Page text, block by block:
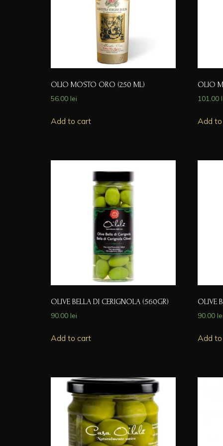
OLIO MOSTO ORO (250 ML)
56.00 lei
Add to cart
OLIO
101.00
Add
OLIVE BELLA DI CERIGNOLA (560GR)
90.00 lei
Add to cart
OLIVE
90.00
Add